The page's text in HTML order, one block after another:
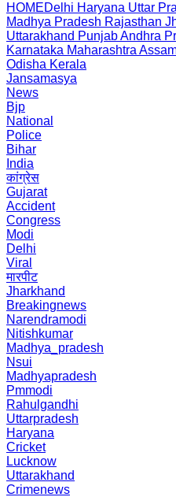
HOMEDelhi Haryana Uttar
Madhya Pradesh Rajasthan
Uttarakhand PunjabAndhra
Karnataka Maharashtra
Odisha Kerala
Jansamasya
News
Bjp
National
Police
Bihar
India
कांग्रेस
Gujarat
Accident
Congress
Modi
Delhi
Viral
मारपीट
Jharkhand
Breakingnews
Narendramodi
Nitishkumar
Madhya_pradesh
Nsui
Madhyapradesh
Pmmodi
Rahulgandhi
Uttarpradesh
Haryana
Cricket
Lucknow
Uttarakhand
Crimenews